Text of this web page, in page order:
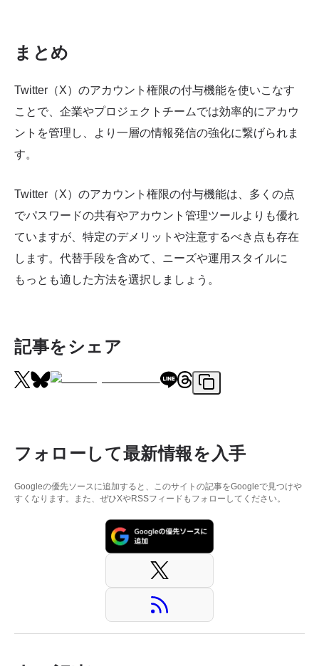
まとめ
Twitter（X）のアカウント権限の付与機能を使いこなす
ことで、企業やプロジェクトチームでは効率的にアカウ
ントを管理し、より一層の情報発信の強化に繋げられま
す。
Twitter（X）のアカウント権限の付与機能は、多くの点
でパスワードの共有やアカウント管理ツールよりも優れ
ていますが、特定のデメリットや注意するべき点も存在
します。代替手段を含めて、ニーズや運用スタイルに
もっとも適した方法を選択しましょう。
記事をシェア
フォローして最新情報を入手
Googleの優先ソースに追加すると、このサイトの記事をGoogleで見つけや
すくなります。また、ぜひXやRSSフィードもフォローしてください。